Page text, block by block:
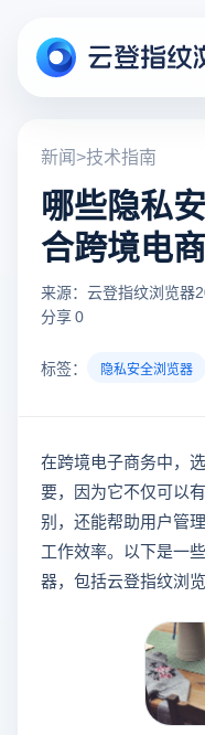
新闻>技术指南
哪些隐私
合跨境电
来源：云登指纹浏览器
分享 0
标签： 隐私安全浏览器
在跨境电子商务中，
要，因为它不仅可以
别，还能帮助用户管
工作效率。以下是一
器，包括云登指纹浏览